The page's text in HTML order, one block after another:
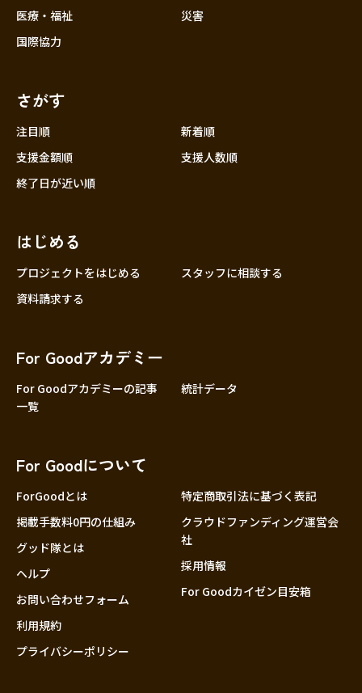
医療・福祉
国際協力
災害
さがす
注目順
新着順
支援金額順
支援人数順
終了日が近い順
はじめる
プロジェクトをはじめる
スタッフに相談する
資料請求する
For Goodアカデミー
For Goodアカデミーの記事
一覧
統計データ
For Goodについて
ForGoodとは
掲載手数料0円の仕組み
グッド隊とは
ヘルプ
お問い合わせフォーム
利用規約
プライバシーポリシー
特定商取引法に基づく表記
クラウドファンディング運営会
社
採用情報
For Goodカイゼン目安箱